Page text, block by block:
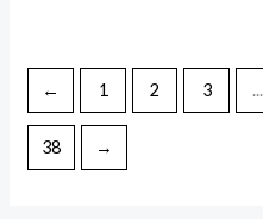
← 1 2 3 ...
38 →